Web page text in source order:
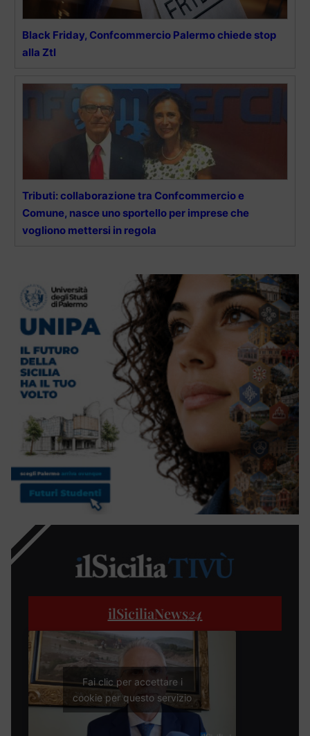
Black Friday, Confcommercio Palermo chiede stop
alla Ztl
Tributi: collaborazione tra Confcommercio e
Comune, nasce uno sportello per imprese che
vogliono mettersi in regola
ilSiciliaNews24
Fai clic per accettare i
cookie per questo servizio